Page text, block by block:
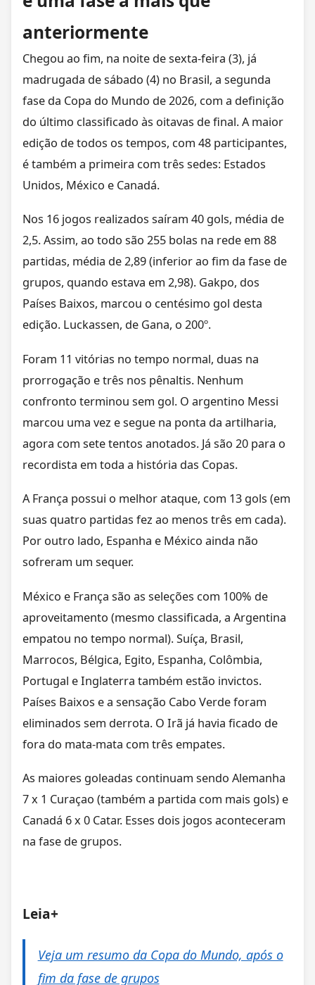
anteriormente
Chegou ao fim, na noite de sexta-feira (3), já
madrugada de sábado (4) no Brasil, a segunda
fase da Copa do Mundo de 2026, com a definição
do último classificado às oitavas de final. A maior
edição de todos os tempos, com 48 participantes,
é também a primeira com três sedes: Estados
Unidos, México e Canadá.
Nos 16 jogos realizados saíram 40 gols, média de
2,5. Assim, ao todo são 255 bolas na rede em 88
partidas, média de 2,89 (inferior ao fim da fase de
grupos, quando estava em 2,98). Gakpo, dos
Países Baixos, marcou o centésimo gol desta
edição. Luckassen, de Gana, o 200º.
Foram 11 vitórias no tempo normal, duas na
prorrogação e três nos pênaltis. Nenhum
confronto terminou sem gol. O argentino Messi
marcou uma vez e segue na ponta da artilharia,
agora com sete tentos anotados. Já são 20 para o
recordista em toda a história das Copas.
A França possui o melhor ataque, com 13 gols (em
suas quatro partidas fez ao menos três em cada).
Por outro lado, Espanha e México ainda não
sofreram um sequer.
México e França são as seleções com 100% de
aproveitamento (mesmo classificada, a Argentina
empatou no tempo normal). Suíça, Brasil,
Marrocos, Bélgica, Egito, Espanha, Colômbia,
Portugal e Inglaterra também estão invictos.
Países Baixos e a sensação Cabo Verde foram
eliminados sem derrota. O Irã já havia ficado de
fora do mata-mata com três empates.
As maiores goleadas continuam sendo Alemanha
7 x 1 Curaçao (também a partida com mais gols) e
Canadá 6 x 0 Catar. Esses dois jogos aconteceram
na fase de grupos.
Leia+
Veja um resumo da Copa do Mundo, após o
fim da fase de grupos